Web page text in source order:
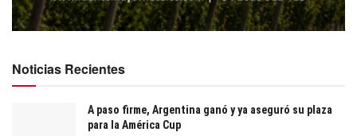
Noticias Recientes
A paso firme, Argentina ganó y ya aseguró su plaza
para la América Cup